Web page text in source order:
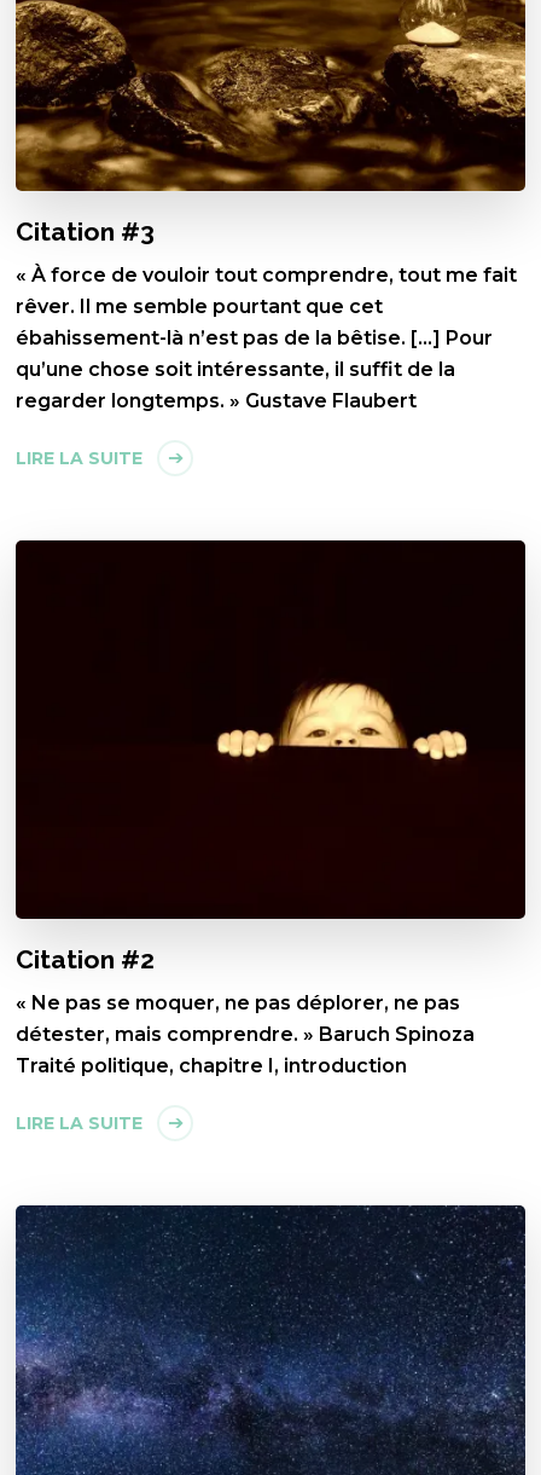
Citation #3
« À force de vouloir tout comprendre, tout me fait
rêver. Il me semble pourtant que cet
ébahissement-là n’est pas de la bêtise. […] Pour
qu’une chose soit intéressante, il suffit de la
regarder longtemps. » Gustave Flaubert
LIRE LA SUITE
Citation #2
« Ne pas se moquer, ne pas déplorer, ne pas
détester, mais comprendre. » Baruch Spinoza
Traité politique, chapitre I, introduction
LIRE LA SUITE